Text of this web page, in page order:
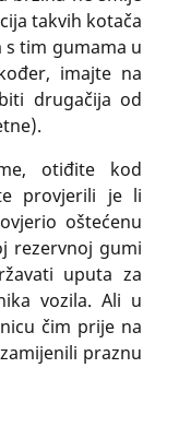
takvih kotača
s tim gumama u
imajte na
drugačija od
otiđite kod
provjerili je li
oštećenu
rezervnoj gumi
uputa za
vozila. Ali u
čim prije na
praznu